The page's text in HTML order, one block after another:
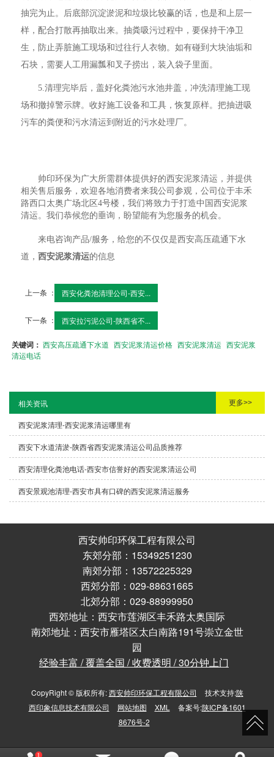
抽完为止。后底部沉淀淤泥和垃圾比较赢的话，也是和上层一
样，配合打散再抽取出来。抽粪吸污过程中，要保持干净卫
生，防止弄脏施工现场和过往行人衣物。如有碰到大块油垢和
石块，需要人工用漏瓢和叉子捞出，装入袋子里面。
5.清理完毕后，盖好化粪池污水池井盖，冲洗清理施工现
场和撤掉警示牌。收好施工设备和工具，恢复原样。把抽进吸
污车的粪便和污水清运到附近的污水处理厂。
帅印环保为广大所需群体提供好的西安泥浆清运，并提供
相关售后服务，欢迎各地消费者来我公司参观，公司位于丰禾
路西口太奥广场北区4号楼，我们将致力于打造中国西安泥浆
清运。我们恭候您的垂询，盼望能有为您服务的机会。
来电咨询产品/服务，给您的不仅仅是西安高压疏通下水
道， 西安泥浆清运的信息
上一条 ： 西安化粪池清理公司-西安...
下一条 ： 西安拉污泥公司-陕西省不...
关键词：西安高压疏通下水道 西安泥浆清运价格 西安泥浆清运 西安泥浆
清运电话
相关资讯 更多>>
西安泥浆清理-西安泥浆清运哪里有
西安下水道清淤-陕西省西安泥浆清运公司品质推荐
西安清理化粪池电话-西安市信誉好的西安泥浆清运公司
西安景观池清理-西安市具有口碑的西安泥浆清运服务
西安帅印环保工程有限公司
东郊分部：15349251230
南郊分部：13572225329
西郊分部：029-88631665
北郊分部：029-88999950
西郊地址：西安市莲湖区丰禾路太奥国际
南郊地址：西安市雁塔区太白南路191号崇立金世
园
经验丰富 / 覆盖全国 / 收费透明 / 30分钟上门
CopyRight © 版权所有:西安帅印环保工程有限公司 技术支持:陕
西印象信息技术有限公司
网站地图 XML 备案号:陕ICP备1601
8676号-2